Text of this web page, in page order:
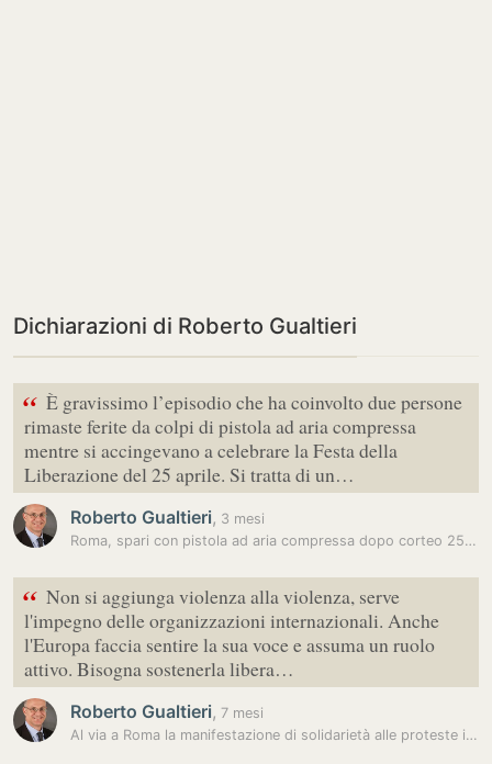
Dichiarazioni di Roberto Gualtieri
“ È gravissimo l’episodio che ha coinvolto due persone
rimaste ferite da colpi di pistola ad aria compressa
mentre si accingevano a celebrare la Festa della
Liberazione del 25 aprile. Si tratta di un…
Roberto Gualtieri, 3 mesi
Roma, spari con pistola ad aria compressa dopo corteo 25 aprile:…
“ Non si aggiunga violenza alla violenza, serve
l'impegno delle organizzazioni internazionali. Anche
l'Europa faccia sentire la sua voce e assuma un ruolo
attivo. Bisogna sostenerla libera…
Roberto Gualtieri, 7 mesi
Al via a Roma la manifestazione di solidarietà alle proteste in Iran